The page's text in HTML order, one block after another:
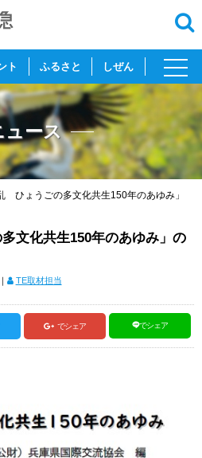
ト ふるさと しぜん
toggle
ュース
ひょうごの多文化共生150年のあゆみ」
文化共生150年のあゆみ」の
TE取材担当
でシェア でシェア